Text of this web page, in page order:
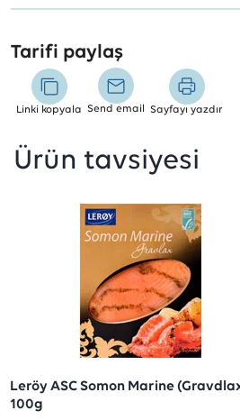
Tarifi paylaş
Linki kopyala Send email Sayfayı yazdır
Ürün tavsiyesi
Leröy ASC Somon Marine
100g